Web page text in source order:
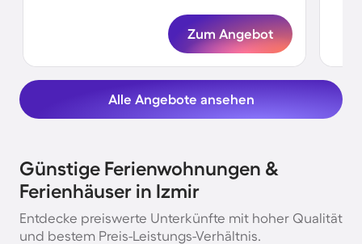
Zum Angebot
Alle Angebote ansehen
Günstige Ferienwohnungen &
Ferienhäuser in Izmir
Entdecke preiswerte Unterkünfte mit hoher Qualität
und bestem Preis-Leistungs-Verhältnis.